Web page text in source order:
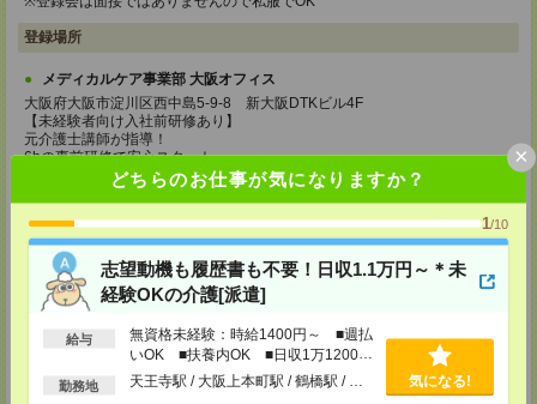
どちらのお仕事が気になりますか？
1/10
志望動機も履歴書も不要！日収1.1万円～＊未
経験OKの介護[派遣]
給与
無資格未経験：時給1400円～ ■週払
いOK ■扶養内OK ■日収1万1200円
以上
勤務地 天王寺駅 / 大阪上本町駅 / 鶴橋駅 / … 気になる!
×
登録場所
メディカルケア事業部 大阪オフィス
大阪府大阪市淀川区西中島5-9-8 新大阪DTKビル4F
【未経験者向け入社前研修あり】
元介護士講師が指導！
6hの事前研修で安心スタート
時給1,177円＋交通費支給（規定あり）
MAIL：tenshoku@nikken-ts.jp
担当：採用担当
メディカルケア事業部 京都オフィス
京都府京都市下京区東塩小路町843番地2 日本生命京都ヤサカビル5F
TEL：0120-975-927
MAIL：tenshoku@nikken-ts.jp
登録交通費